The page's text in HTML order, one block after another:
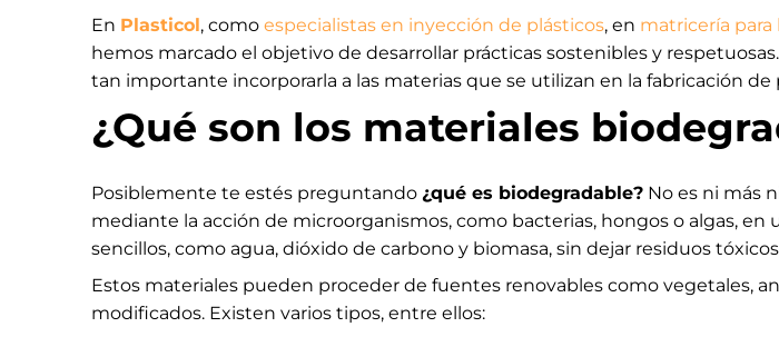
En Plasticol, como especialistas en inyección de plásticos, en matricería para
hemos marcado el objetivo de desarrollar prácticas sostenibles y
tan importante incorporarla a las materias que se utilizan en la fabricación de
¿Qué son los materiales
Posiblemente te estés preguntando ¿qué es biodegradable? No es ni más
mediante la acción de microorganismos, como bacterias, hongos o algas,
sencillos, como agua, dióxido de carbono y biomasa, sin dejar residuos
Estos materiales pueden proceder de fuentes renovables como vegetales,
modificados. Existen varios tipos, entre ellos: